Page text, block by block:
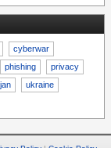
cyberwar
phishing
privacy
ukraine